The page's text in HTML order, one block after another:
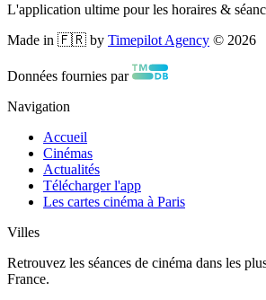
L'application ultime pour les horaires &
Made in 🇫🇷 by Timepilot Agency © 2026
Données fournies par
Navigation
Accueil
Cinémas
Actualités
Télécharger l'app
Les cartes cinéma à Paris
Villes
Retrouvez les séances de cinéma dans les
France.